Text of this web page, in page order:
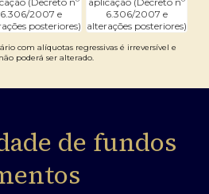
6.306/2007 e
posteriores)
6.306/2007 e
alterações posteriores)
com alíquotas regressivas é irreversível e
poderá ser alterado.
de fundos